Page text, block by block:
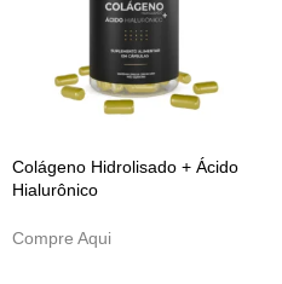
Colágeno Hidrolisado + Ácido
Hialurônico
Compre Aqui